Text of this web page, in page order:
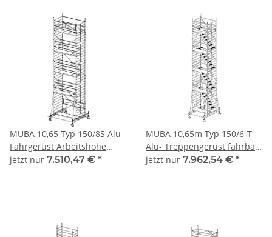
MÜBA 10,65 Typ 150/8S Alu-
Fahrgerüst Arbeitshöhe
10,65 m, Gerüsthöhe 9,75 m,
jetzt nur 7.510,47 € *
MÜBA 10,65m Typ 150/6-T
Alu- Treppengerüst fahrbar
Arbeitshöhe 8,65 m,
jetzt nur 7.962,54 € *